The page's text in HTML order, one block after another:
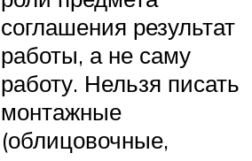
соглашения результат
работы, а не саму
работу. Нельзя писать
монтажные
(облицовочные,